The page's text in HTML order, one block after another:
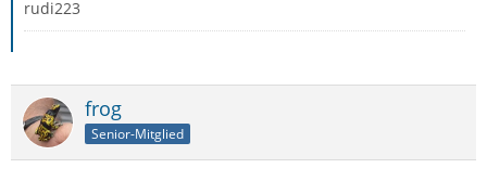
rudi223
frog
Senior-Mitglied